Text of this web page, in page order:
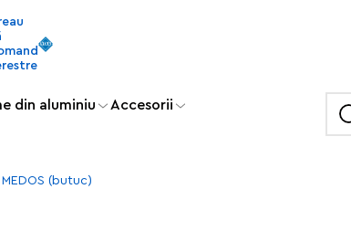
din aluminiu
Accesorii
(butuc)